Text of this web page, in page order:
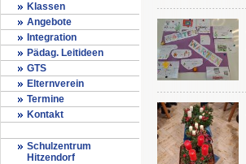
Klassen
Angebote
Integration
Pädag. Leitideen
GTS
Elternverein
Termine
Kontakt
Schulzentrum
Hitzendorf